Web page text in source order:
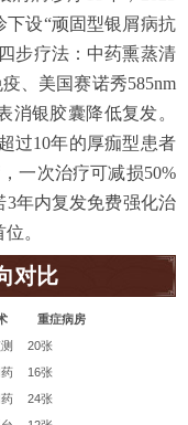
下设“顽固型银屑病抗
步疗法：中药熏蒸清
、美国赛诺秀585nm
消银胶囊降低复发。
过10年的厚痂型患者
一次治疗可减损50%
3年内复发免费强化治
。
对比
重症病房
20张
16张
24张